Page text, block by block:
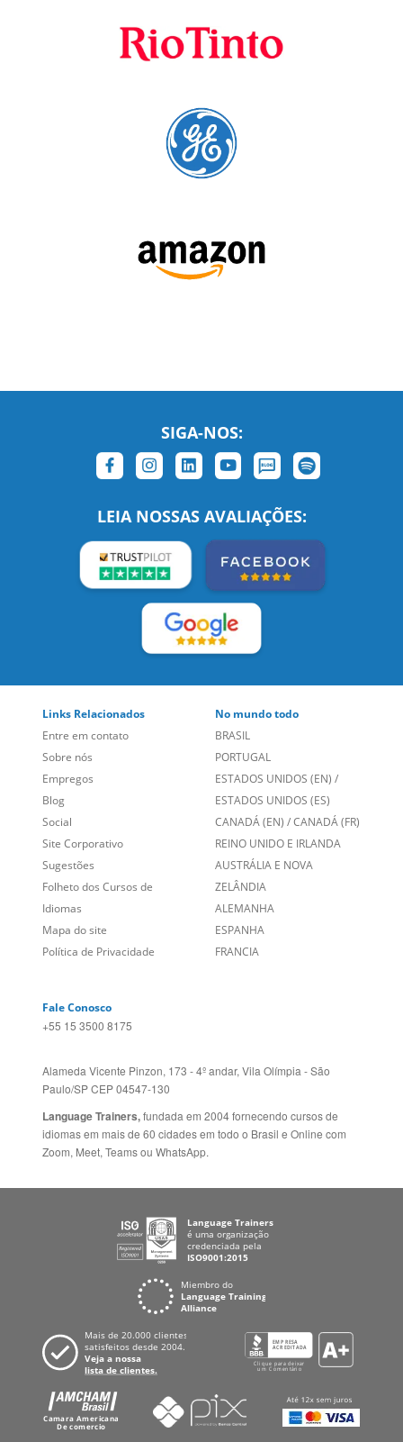
SIGA-NOS:
LEIA NOSSAS AVALIAÇÕES:
Links Relacionados
Entre em contato
Sobre nós
Empregos
Blog
Social
Site Corporativo
Sugestões
Folheto dos Cursos de
Idiomas
Mapa do site
No mundo todo
BRASIL
PORTUGAL
ESTADOS UNIDOS (EN)
ESTADOS UNIDOS (ES)
CANADÁ (EN) / CANADÁ (FR)
REINO UNIDO E IRLANDA
AUSTRÁLIA E NOVA
ZELÂNDIA
ALEMANHA
ESPANHA
Fale Conosco
Alameda Vicente Pinzon, 173 - 4º andar, Vila Olímpia - São
Paulo/SP CEP 04547-130
Language Trainers, fundada em 2004 fornecendo cursos de
idiomas em mais de 60 cidades em todo o Brasil e Online com